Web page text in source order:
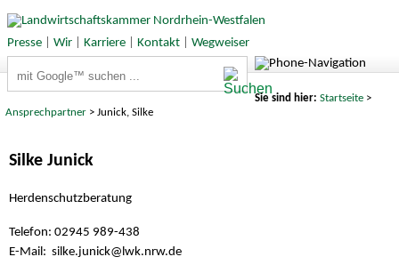
Presse| Wir| Karriere| Kontakt| Wegweiser
Sie sind hier: Startseite>
Ansprechpartner > Junick, Silke
Silke Junick
Herdenschutzberatung
Telefon: 02945 989-438
E-Mail: silke.junick@ lwk.nrw.de